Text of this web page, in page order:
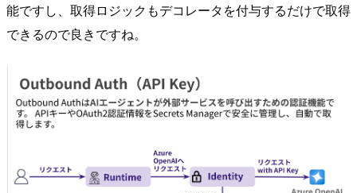
能ですし、取得ロジックもデコレータを付与するだけで取得
できるので良きですね。